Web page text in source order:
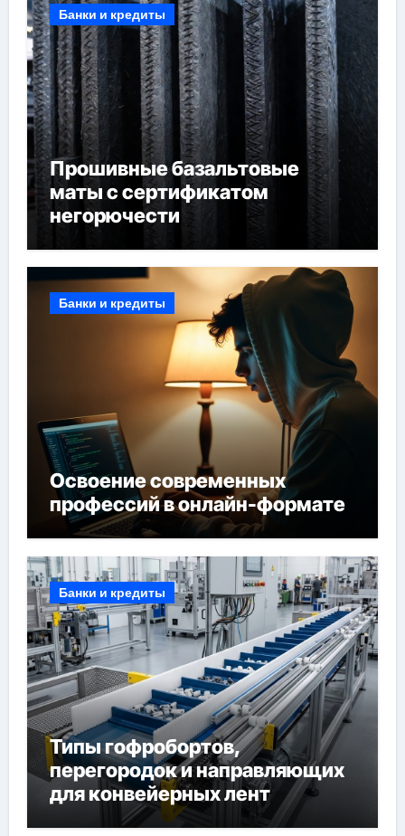
Банки и кредиты
Прошивные базальтовые
маты с сертификатом
негорючести
Банки и кредиты
Освоение современных
профессий в онлайн-формате
Банки и кредиты
Типы гофробортов,
перегородок и направляющих
для конвейерных лент